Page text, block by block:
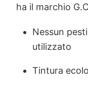
ha il marchio
Nessun
utilizzato
Tintura